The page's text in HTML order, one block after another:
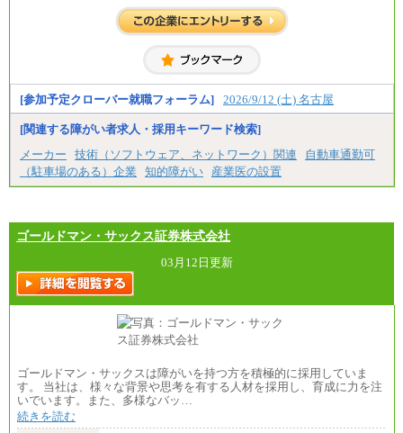
一般事務職
・高専卒（専攻科）／月給206,400円
・高専卒（本科）月給197,800円
・短大卒／月給197,800円
・専門卒（2年）／月給197,800円
※試用期間中も給与に変更はございません。
中途：
（１）（２）
月給：270,000円～
想定年収：490万円～1,100万円
・1,090万円/38歳・月給59万円 *残業代・家族手当
対象外
（３）
月給：190,000円～
想定年収：340万円～610万円
年収例：
・460万円/28歳・月給26万円
・520万円/32歳・月給29万円
（４）
月給：201,000円～
想定年収：360万円～680万円
年収例：
[参加予定クローバー就職フォーラム] 2026/9/12 (土) 名古屋
[関連する障がい者求人・採用キーワード検索]
メーカー
技術（ソフトウェア、ネットワーク）関連
自動車通勤可
（駐車場のある）企業
知的障がい 産業医の設置
ゴールドマン・サックス証券株式会社
03月12日更新
ゴールドマン・サックスは障がいを持つ方を積極的に採用していま
す。 当社は、様々な背景や思考を有する人材を採用し、育成に力を注
いでいます。また、多様なバッ…
続きを読む